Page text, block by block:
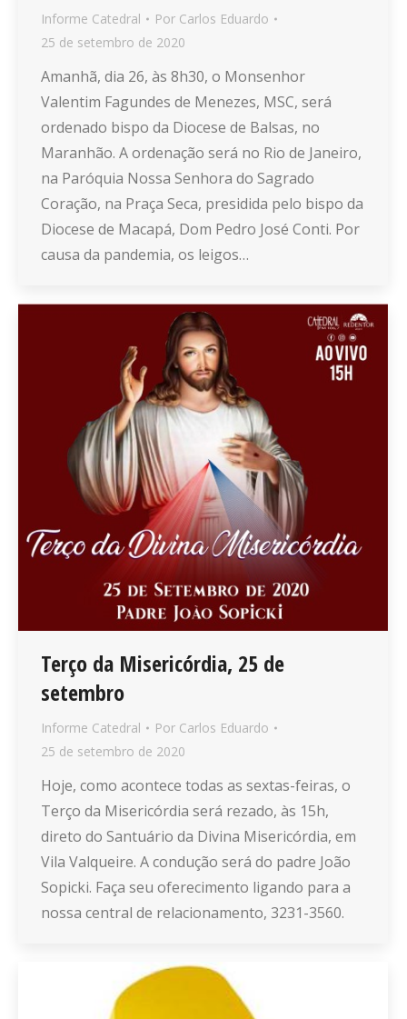
Informe Catedral Por Carlos Eduardo
25 de setembro de 2020
Amanhã, dia 26, às 8h30, o Monsenhor
Valentim Fagundes de Menezes, MSC, será
ordenado bispo da Diocese de Balsas, no
Maranhão. A ordenação será no Rio de Janeiro,
na Paróquia Nossa Senhora do Sagrado
Coração, na Praça Seca, presidida pelo bispo da
Diocese de Macapá, Dom Pedro José Conti. Por
causa da pandemia, os leigos…
Terço da Misericórdia, 25 de
setembro
Informe Catedral Por Carlos Eduardo
25 de setembro de 2020
Hoje, como acontece todas as sextas-feiras, o
Terço da Misericórdia será rezado, às 15h,
direto do Santuário da Divina Misericórdia, em
Vila Valqueire. A condução será do padre João
Sopicki. Faça seu oferecimento ligando para a
nossa central de relacionamento, 3231-3560.